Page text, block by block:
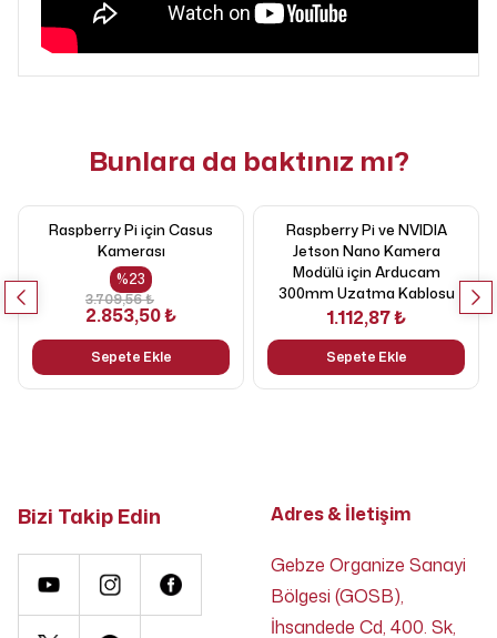
Bunlara da baktınız mı?
Raspberry Pi için Casus
Kamerası
%23
3.709,56 ₺
2.853,50 ₺
Sepete Ekle
Raspberry Pi ve NVIDIA
Jetson Nano Kamera
Modülü için Arducam
300mm Uzatma Kablosu
1.112,87 ₺
Sepete Ekle
Bizi Takip Edin Adres & İletişim
Gebze Organize Sanayi
Bölgesi (GOSB),
İhsandede Cd, 400. Sk,